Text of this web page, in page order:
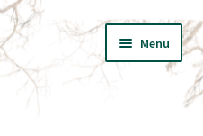
Menu